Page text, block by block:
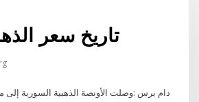
تاريخ سعر
دام برس :وصلت الأونصة الذهبية السورية